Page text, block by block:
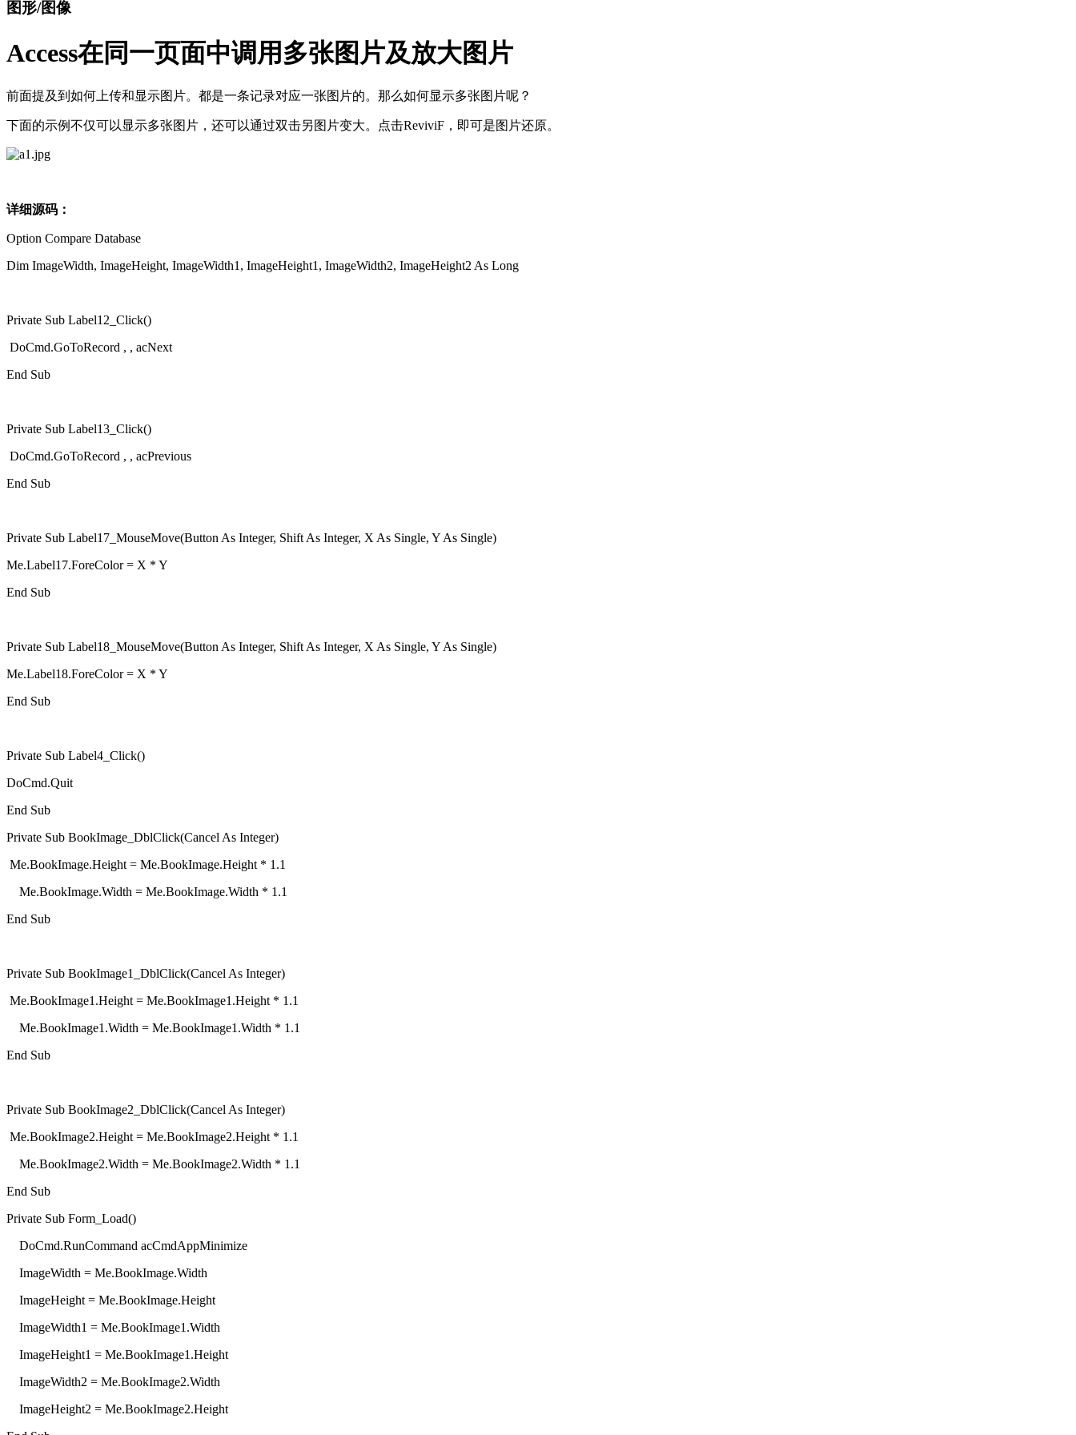
图形/图像
Access在同一页面中调用多张图片及放大图片
前面提及到如何上传和显示图片。都是一条记录对应一张图片的。那么如何显示多张图片呢？
下面的示例不仅可以显示多张图片，还可以通过双击另图片变大。点击ReviviF，即可是图片还原。
详细源码：
Option Compare Database
Dim ImageWidth, ImageHeight, ImageWidth1, ImageHeight1, ImageWidth2, ImageHeight2 As Long
Private Sub Label12_Click()
DoCmd.GoToRecord , , acNext
End Sub
Private Sub Label13_Click()
DoCmd.GoToRecord , , acPrevious
End Sub
Private Sub Label17_MouseMove(Button As Integer, Shift As Integer, X As Single, Y As Single)
Me.Label17.ForeColor = X * Y
End Sub
Private Sub Label18_MouseMove(Button As Integer, Shift As Integer, X As Single, Y As Single)
Me.Label18.ForeColor = X * Y
End Sub
Private Sub Label4_Click()
DoCmd.Quit
End Sub
Private Sub BookImage_DblClick(Cancel As Integer)
Me.BookImage.Height = Me.BookImage.Height * 1.1
Me.BookImage.Width = Me.BookImage.Width * 1.1
End Sub
Private Sub BookImage1_DblClick(Cancel As Integer)
Me.BookImage1.Height = Me.BookImage1.Height * 1.1
Me.BookImage1.Width = Me.BookImage1.Width * 1.1
End Sub
Private Sub BookImage2_DblClick(Cancel As Integer)
Me.BookImage2.Height = Me.BookImage2.Height * 1.1
Me.BookImage2.Width = Me.BookImage2.Width * 1.1
End Sub
Private Sub Form_Load()
DoCmd.RunCommand acCmdAppMinimize
ImageWidth = Me.BookImage.Width
ImageHeight = Me.BookImage.Height
ImageWidth1 = Me.BookImage1.Width
ImageHeight1 = Me.BookImage1.Height
ImageWidth2 = Me.BookImage2.Width
ImageHeight2 = Me.BookImage2.Height